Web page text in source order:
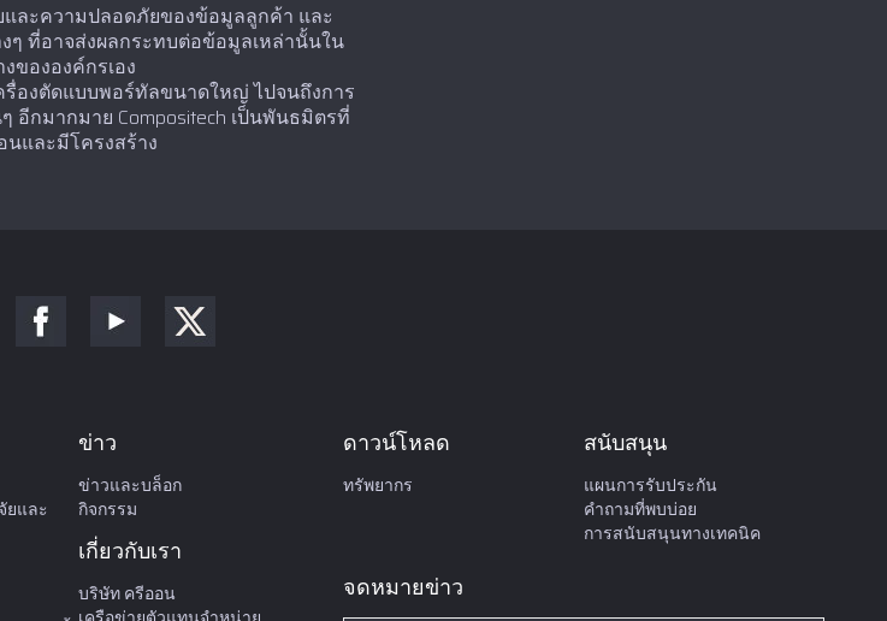
และความปลอดภัยของข้อมูลลูกค้า และ
ที่อาจส่งผลกระทบต่อข้อมูลเหล่านั้นใน
ขององค์กรเอง
องตัดแบบพอร์ทัลขนาดใหญ่ ไปจนถึงการ
กมากมาย Compositech เป็นพันธมิตรที่
และมีโครงสร้าง
ยและ
ข่าว
ข่าวและบล็อก
กิจกรรม
เกี่ยวกับเรา
บริษัท ครีออน
ดาวน์โหลด
ทรัพยากร
สนับสนุน
แผนการรับประกัน
คำถามที่พบบ่อย
การสนับสนุนทางเทคนิค
จดหมายข่าว